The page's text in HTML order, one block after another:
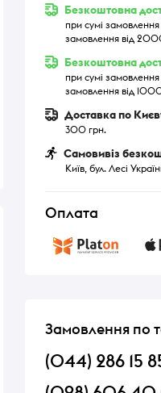
Безкоштовна
при сумі
замовлення від
Безкоштовна
при сумі
замовлення від
Доставка по
300 грн.
Самовивіз
Київ, бул. Лесі
Оплата
Замовлення по
(044) 286 15